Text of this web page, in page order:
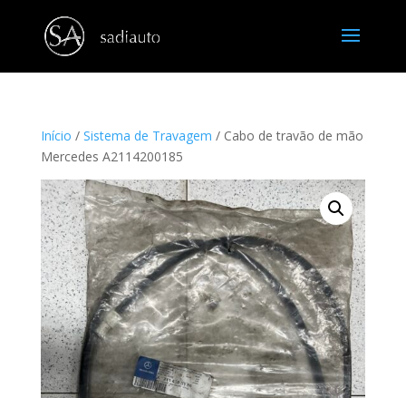
Início / Sistema de Travagem / Cabo de travão de mão
Mercedes A2114200185